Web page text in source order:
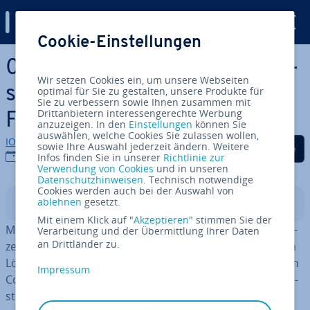
Zum Haupt­in­halt springen
0xc0000005: Die besten Lö­
sungs­we­ge für den Windows-
Fehler
IONOS Redaktion
12.07.2019
Auf Facebook teilen
Auf Twitter teilen
Auf LinkedIn
In­halts­ver­zeich­nis
Mit Windows gelang Microsoft der große Wurf: Seit Jahr­
zehn­ten gehört das Be­triebs­sys­tem zu den be­lieb­tes­ten
Lösungen für die grafische Ver­wal­tung und Nutzung von
Computern. Zudem ist im Laufe der Zeit nicht nur die In­
stal­la­ti­on, sondern auch die Behebung von Fehlern
Cookie-Einstellungen
Wir setzen Cookies ein, um unsere Webseiten
optimal für Sie zu gestalten, unsere Produkte für
Sie zu verbessern sowie Ihnen zusammen mit
Drittanbietern interessengerechte Werbung
anzuzeigen. In den Einstellungen können Sie
auswählen, welche Cookies Sie zulassen wollen,
sowie Ihre Auswahl jederzeit ändern. Weitere
Infos finden Sie in unserer Richtlinie zur
Verwendung von Cookies und in unseren
Datenschutzhinweisen. Technisch notwendige
Cookies werden auch bei der Auswahl von
ablehnen gesetzt.
Mit einem Klick auf "Akzeptieren" stimmen Sie der
Verarbeitung und der Übermittlung Ihrer Daten
an Drittländer zu.
Impressum